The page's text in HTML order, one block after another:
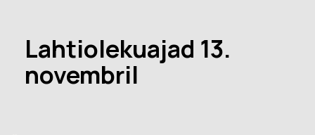
Lahtiolekuajad 13.
novembril